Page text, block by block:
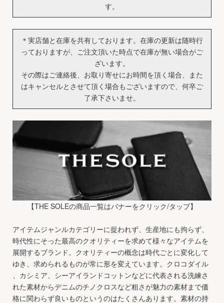
す。
＊実店舗と在庫を共有しております。在庫の更新は随時行
っておりますが、ご注文頂いた時点で在庫が無い場合がご
ざいます。
その際はご連絡後、お取り寄せにお時間を頂く場合、また
はキャンセルとさせて頂く場合もございますので、何卒ご
了承下さいませ。
【THE SOLEの商品一覧はバナーをクリック/タップ】
アイテムジャンルカテゴリーに捉われず、生産地にも拘らず、
時代性にそった最高のクオリティーを求めて様々なアイテムを
展開するブランド。クオリティーの概念は時代ごとに変化して
ゆき、求められるものが常に形を変えています。クロコダイル
、カシミア、シーアイランドコットンなどに代表される洗練さ
れた素材からデニムのチノクロスなど粗さが魅力の素材まで価
格に関わらず良いものというのはたくさんあります。素材の持